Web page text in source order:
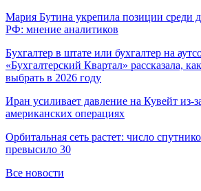
Мария Бутина укрепила позиции среди
РФ: мнение аналитиков
Бухгалтер в штате или бухгалтер на
«Бухгалтерский Квартал» рассказала,
выбрать в 2026 году
Иран усиливает давление на Кувейт из-
американских операциях
Орбитальная сеть растет: число
превысило 30
Все новости